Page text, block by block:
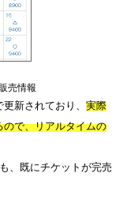
売情報
新されており、 実際
で、リアルタイムの
、既にチケットが完売